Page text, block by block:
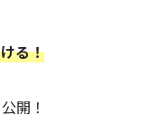
る！
公開！